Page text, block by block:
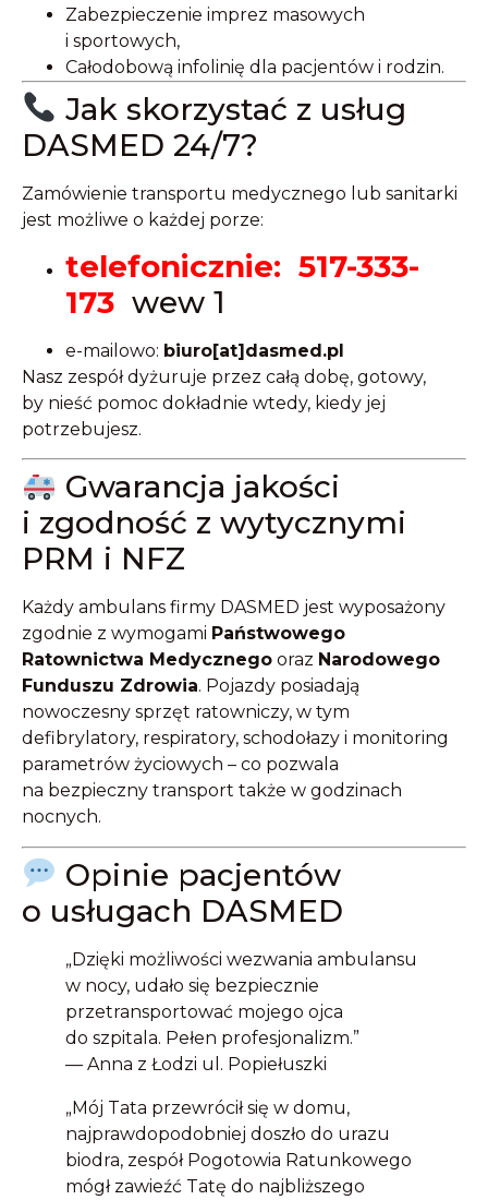
Zabezpieczenie imprez masowych
i sportowych,
Całodobową infolinię dla pacjentów i rodzin.
Jak skorzystać z usług
DASMED 24/7?
Zamówienie transportu medycznego lub sanitarki
jest możliwe o każdej porze:
telefonicznie: 517-333-
173 wew 1
e-mailowo: biuro[at]dasmed.pl
Nasz zespół dyżuruje przez całą dobę, gotowy,
by nieść pomoc dokładnie wtedy, kiedy jej
potrzebujesz.
Gwarancja jakości
i zgodność z wytycznymi
PRM i NFZ
Każdy ambulans firmy DASMED jest wyposażony
zgodnie z wymogami Państwowego
Ratownictwa Medycznego oraz Narodowego
Funduszu Zdrowia. Pojazdy posiadają
nowoczesny sprzęt ratowniczy, w tym
defibrylatory, respiratory, schodołazy i monitoring
parametrów życiowych – co pozwala
na bezpieczny transport także w godzinach
nocnych.
Opinie pacjentów
o usługach DASMED
„Dzięki możliwości wezwania ambulansu
w nocy, udało się bezpiecznie
przetransportować mojego ojca
do szpitala. Pełen profesjonalizm.”
— Anna z Łodzi ul. Popiełuszki
„Mój Tata przewrócił się w domu,
najprawdopodobniej doszło do urazu
biodra, zespół Pogotowia Ratunkowego
mógł zawieźć Tatę do najbliższego